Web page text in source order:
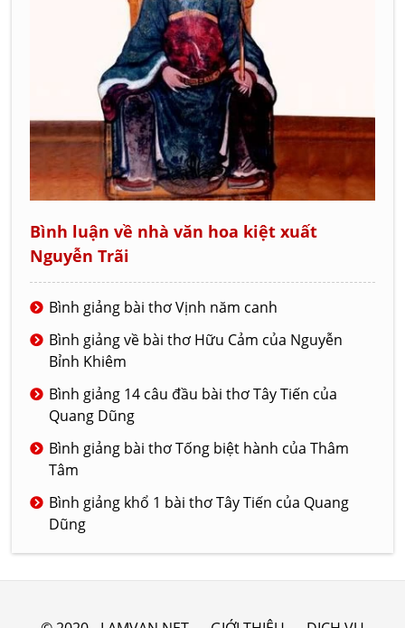
Bình luận về nhà văn hoa kiệt xuất
Nguyễn Trãi
Bình giảng bài thơ Vịnh năm canh
Bình giảng về bài thơ Hữu Cảm của Nguyễn
Bỉnh Khiêm
Bình giảng 14 câu đầu bài thơ Tây Tiến của
Quang Dũng
Bình giảng bài thơ Tống biệt hành của Thâm
Tâm
Bình giảng khổ 1 bài thơ Tây Tiến của Quang
Dũng